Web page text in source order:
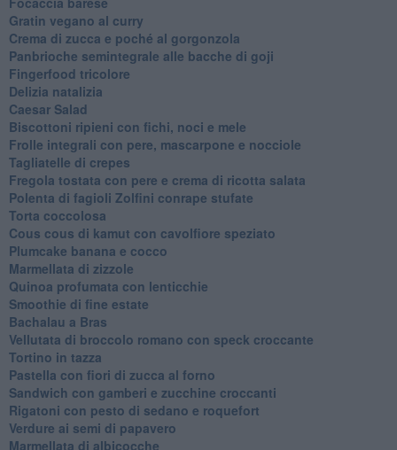
Gratin vegano al curry
Crema di zucca e poché al gorgonzola
Panbrioche semintegrale alle bacche di goji
Fingerfood tricolore
Delizia natalizia
Caesar Salad
Biscottoni ripieni con fichi, noci e mele
Frolle integrali con pere, mascarpone e nocciole
Tagliatelle di crepes
Fregola tostata con pere e crema di ricotta salata
Polenta di fagioli Zolfini conrape stufate
Torta coccolosa
Cous cous di kamut con cavolfiore speziato
Plumcake banana e cocco
Marmellata di zizzole
Quinoa profumata con lenticchie
Smoothie di fine estate
Bachalau a Bras
Vellutata di broccolo romano con speck croccante
Tortino in tazza
Pastella con fiori di zucca al forno
Sandwich con gamberi e zucchine croccanti
Rigatoni con pesto di sedano e roquefort
Verdure ai semi di papavero
Marmellata di albicocche